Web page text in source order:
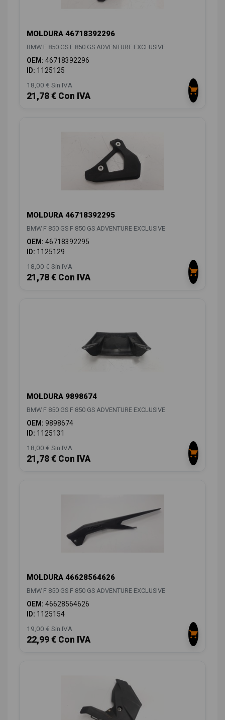
MOLDURA 46718392296
BMW F 850 GS F 850 GS ADVENTURE EXCLUSIVE
OEM: 46718392296
ID: 1125125
18,00 € Sin IVA
21,78 € Con IVA
MOLDURA 46718392295
BMW F 850 GS F 850 GS ADVENTURE EXCLUSIVE
OEM: 46718392295
ID: 1125129
18,00 € Sin IVA
21,78 € Con IVA
MOLDURA 9898674
BMW F 850 GS F 850 GS ADVENTURE EXCLUSIVE
OEM: 9898674
ID: 1125131
18,00 € Sin IVA
21,78 € Con IVA
MOLDURA 46628564626
BMW F 850 GS F 850 GS ADVENTURE EXCLUSIVE
OEM: 46628564626
ID: 1125154
19,00 € Sin IVA
22,99 € Con IVA